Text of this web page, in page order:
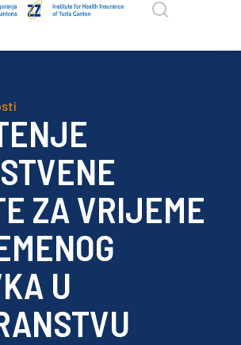
ZA VRIJEME
U